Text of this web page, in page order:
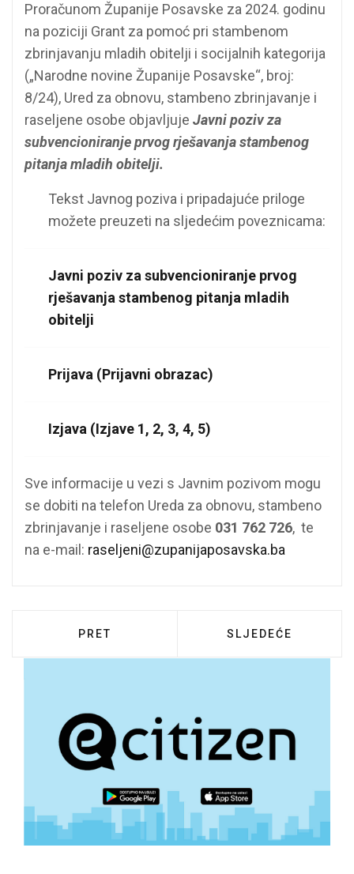
Proračunom Županije Posavske za 2024. godinu
na poziciji Grant za pomoć pri stambenom
zbrinjavanju mladih obitelji i socijalnih kategorija
(„Narodne novine Županije Posavske“, broj:
8/24), Ured za obnovu, stambeno zbrinjavanje i
raseljene osobe objavljuje Javni poziv za
subvencioniranje prvog rješavanja stambenog
pitanja mladih obitelji.
Tekst Javnog poziva i pripadajuće priloge
možete preuzeti na sljedećim poveznicama:
Javni poziv za subvencioniranje prvog
rješavanja stambenog pitanja mladih
obitelji
Prijava (Prijavni obrazac)
Izjava (Izjave 1, 2, 3, 4, 5)
Sve informacije u vezi s Javnim pozivom mogu
se dobiti na telefon Ureda za obnovu, stambeno
zbrinjavanje i raseljene osobe 031 762 726, te
na e-mail: raseljeni@zupanijaposavska.ba
PRETHODNI ČLANAK: MINISTARSTVO
PRET SLJEDEĆI
SLJEDEĆE